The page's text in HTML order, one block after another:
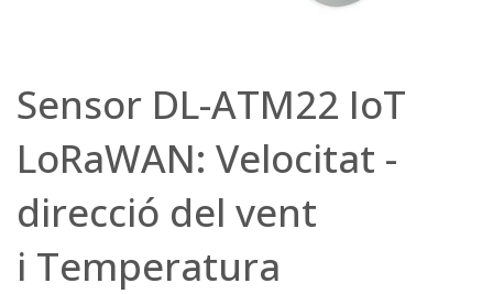
Sensor DL-ATM22 IoT
LoRaWAN: Velocitat -
direcció del vent
i Temperatura